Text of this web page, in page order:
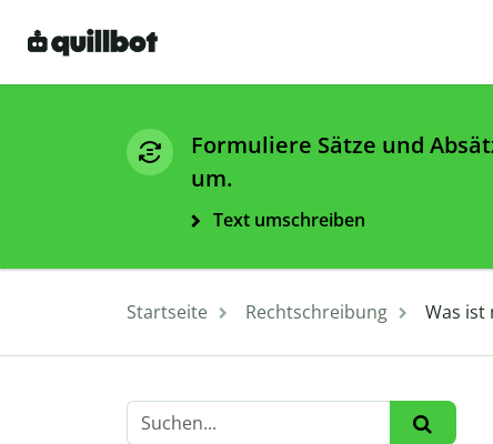
Formuliere Sätze und
um.
Text umschreiben
Startseite Rechtschreibung Was ist